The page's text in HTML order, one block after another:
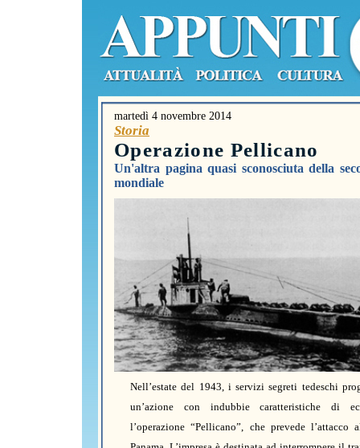
martedì 4 novembre 2014
Storia
Operazione Pellicano
Un'altra pagina quasi sconosciuta della
mondiale
Nell’estate del 1943, i servizi segreti tedeschi
un’azione con indubbie caratteristiche di
l’operazione “Pellicano”, che prevede l’attacco